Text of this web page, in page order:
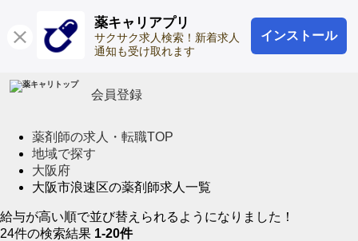
薬キャリアプリ
サクサク求人検索！新着求人
通知も受け取れます
インストール
ログイン
会員登録
薬剤師の求人・転職TOP
地域で探す
大阪府
大阪市浪速区の薬剤師求人一覧
給与が高い順で並び替えられるようになりました！
24件の検索結果 1-20件